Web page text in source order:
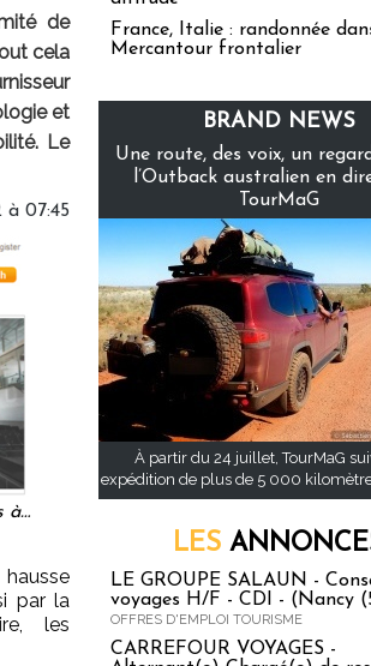
de
cela
et
Le
à 07:45
à…
par la
les
France, Italie : randonnée
Mercantour frontalier
BRAND NEWS
Une route, des voix, un
l’Outback australien en
TourMaG
À partir du 24 juillet, TourMaG
expédition de plus de 5 000
LES
LE GROUPE SALAUN -
voyages H/F - CDI - (Nancy
OFFRES D'EMPLOI TOURISME
CARREFOUR VOYAGES -